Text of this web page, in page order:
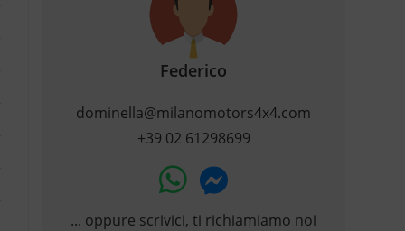
Federico
dominella@milanomotors4x4.com
+39 02 61298699
... oppure scrivici, ti richiamiamo noi